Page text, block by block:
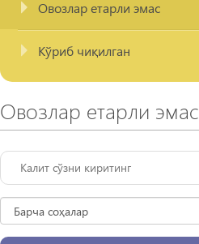
Овозлар етарли эмас
Кўриб чиқилган
Овозлар етарли эмас